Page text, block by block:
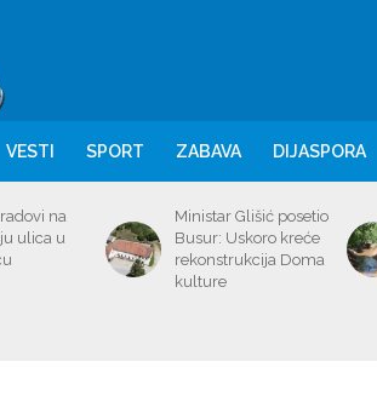
VESTI SPORT ZABAVA DIJASPORA
na
ulica u
Ministar Glišić posetio
Busur: Uskoro kreće
rekonstrukcija Doma
kulture